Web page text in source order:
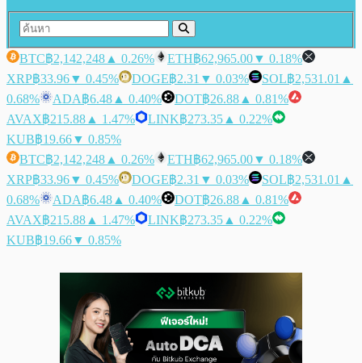
BTC฿2,142,248 ▲ 0.26% ETH฿62,965.00▼ 0.18%
XRP฿33.96▼ 0.45% DOGE฿2.31 ▼ 0.03% SOL฿2,531.01 ▲
0.68%
ADA฿6.48 ▲ 0.40% DOT฿26.88 ▲ 0.81%
AVAX฿215.88 ▲ 1.47% LINK฿273.35 ▲ 0.22%
KUB฿19.66▼ 0.85%
BTC฿2,142,248 ▲ 0.26% ETH฿62,965.00▼ 0.18%
XRP฿33.96▼ 0.45% DOGE฿2.31 ▼ 0.03% SOL฿2,531.01 ▲
0.68%
ADA฿6.48 ▲ 0.40% DOT฿26.88 ▲ 0.81%
AVAX฿215.88 ▲ 1.47% LINK฿273.35 ▲ 0.22%
KUB฿19.66▼ 0.85%